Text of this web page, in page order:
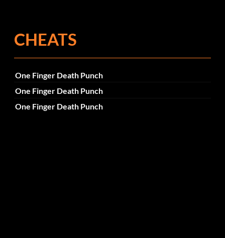
CHEATS
One Finger Death Punch
One Finger Death Punch
One Finger Death Punch